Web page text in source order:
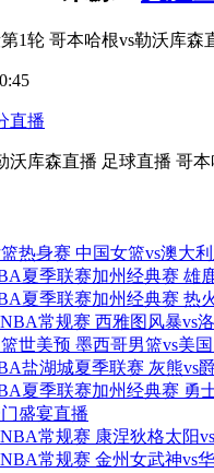
1轮 哥本哈根vs勒沃库森
直播
沃库森直播 足球直播 哥
热身赛 中国女篮vs澳大
夏季联赛加州经典赛 雄
夏季联赛加州经典赛 热
常规赛 西雅图风暴vs
世美预 墨西哥男篮vs美
盐湖城夏季联赛 灰熊vs
夏季联赛加州经典赛 勇
盛宴直播
常规赛 康涅狄格太阳
常规赛 金州女武神vs